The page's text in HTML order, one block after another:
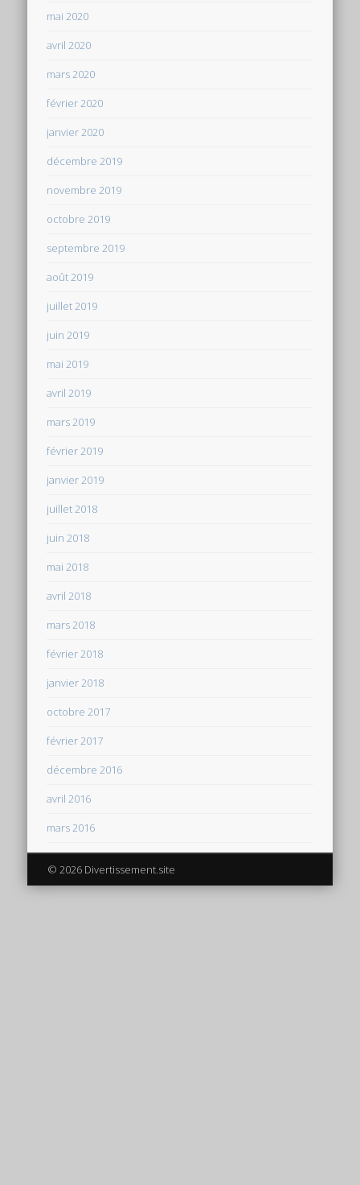
mai 2020
avril 2020
mars 2020
février 2020
janvier 2020
décembre 2019
novembre 2019
octobre 2019
septembre 2019
août 2019
juillet 2019
juin 2019
mai 2019
avril 2019
mars 2019
février 2019
janvier 2019
juillet 2018
juin 2018
mai 2018
avril 2018
mars 2018
février 2018
janvier 2018
octobre 2017
février 2017
décembre 2016
avril 2016
mars 2016
© 2026 Divertissement.site